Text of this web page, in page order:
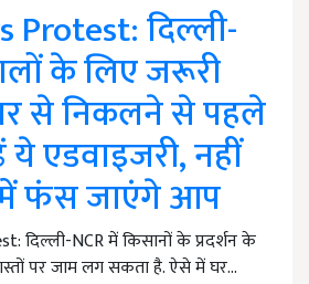
Protest: दिल्ली-
के लिए जरूरी
से निकलने से पहले
एडवाइजरी, नहीं
फंस जाएंगे आप
दिल्ली-NCR में किसानों के प्रदर्शन के
पर जाम लग सकता है. ऐसे में घर…